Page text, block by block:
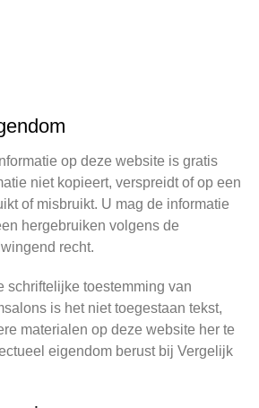
op deze website is gratis
niet kopieert, verspreidt of op een
of misbruikt. U mag de informatie
hergebruiken volgens de
recht.
schriftelijke toestemming van
is het niet toegestaan tekst,
materialen op deze website her te
eigendom berust bij Vergelijk